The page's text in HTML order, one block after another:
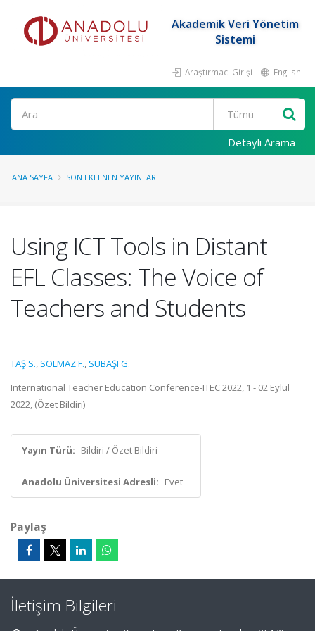
Akademik Veri Yönetim
Sistemi
Araştırmacı Girişi English
Ara
Detaylı Arama
ANA SAYFA SON EKLENEN YAYINLAR
Using ICT Tools in Distant
EFL Classes: The Voice of
Teachers and Students
TAŞ S., SOLMAZ F., SUBAŞI G.
International Teacher Education Conference-ITEC 2022, 1 - 02 Eylül
2022, (Özet Bildiri)
Yayın Türü: Bildiri / Özet Bildiri
Anadolu Üniversitesi Adresli: Evet
Paylaş
İletişim Bilgileri